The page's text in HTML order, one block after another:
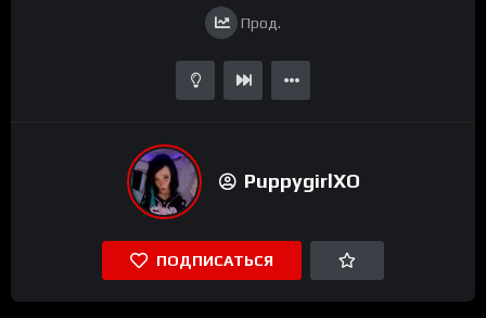
Прод.
PuppygirlXO
ПОДПИСАТЬСЯ